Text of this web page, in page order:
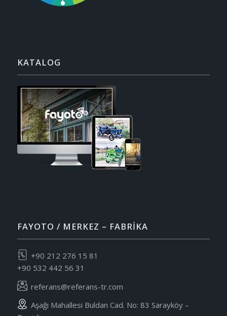
KATALOG
FAYOTO / MERKEZ – FABRIKA
+90 212 276 15 81
+90 532 442 56 31
referans@referans-tr.com
Aşağı Mahallesi Buldan Cad. No: 83 Sarayköy –